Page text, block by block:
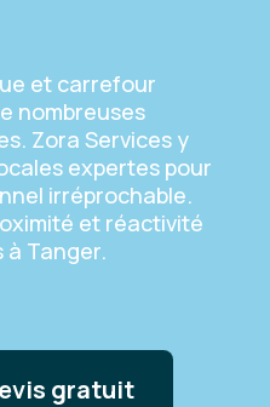
et carrefour
nombreuses
Zora Services y
expertes pour
irréprochable.
et réactivité
à Tanger.
gratuit